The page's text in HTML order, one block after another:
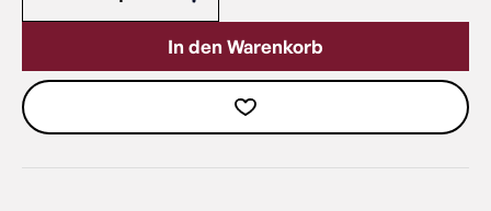
In den Warenkorb